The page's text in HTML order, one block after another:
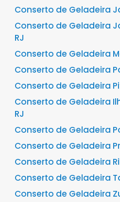
Conserto de Geladeira
Conserto de Geladeira
RJ
Conserto de Geladeira
Conserto de Geladeira
Conserto de Geladeira
Conserto de Geladeira
RJ
Conserto de Geladeira
Conserto de Geladeira
Conserto de Geladeira
Conserto de Geladeira
Conserto de Geladeira